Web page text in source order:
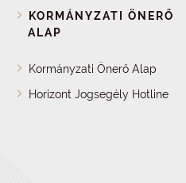
KORMÁNYZATI ÖNERŐ
ALAP
Kormányzati Önerő Alap
Horizont Jogsegély Hotline